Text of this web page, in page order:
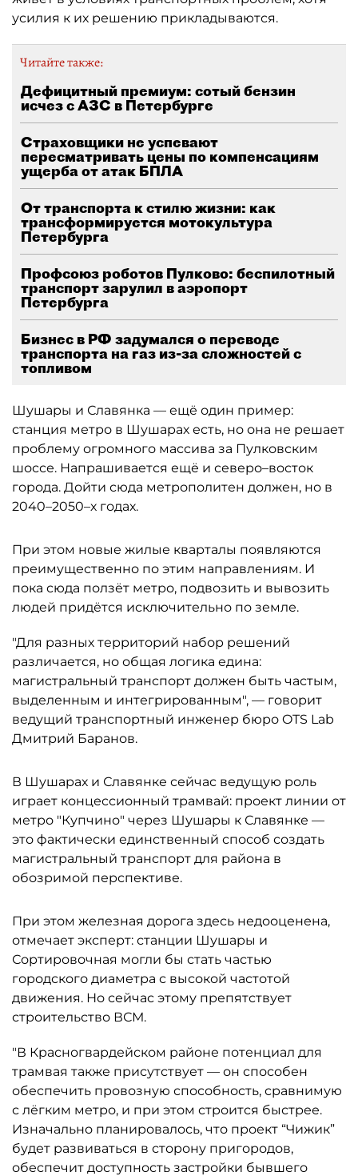
усилия к их решению прикладываются.
Читайте также:
Дефицитный премиум: сотый бензин
исчез с АЗС в Петербурге
Страховщики не успевают
пересматривать цены по компенсациям
ущерба от атак БПЛА
От транспорта к стилю жизни: как
трансформируется мотокультура
Петербурга
Профсоюз роботов Пулково: беспилотный
транспорт зарулил в аэропорт
Петербурга
Бизнес в РФ задумался о переводе
транспорта на газ из-за сложностей с
топливом
Шушары и Славянка — ещё один пример:
станция метро в Шушарах есть, но она не решает
проблему огромного массива за Пулковским
шоссе. Напрашивается ещё и северо–восток
города. Дойти сюда метрополитен должен, но в
2040–2050–х годах.
При этом новые жилые кварталы появляются
преимущественно по этим направлениям. И
пока сюда ползёт метро, подвозить и вывозить
людей придётся исключительно по земле.
"Для разных территорий набор решений
различается, но общая логика едина:
магистральный транспорт должен быть частым,
выделенным и интегрированным", — говорит
ведущий транспортный инженер бюро OTS Lab
Дмитрий Баранов.
В Шушарах и Славянке сейчас ведущую роль
играет концессионный трамвай: проект линии от
метро "Купчино" через Шушары к Славянке —
это фактически единственный способ создать
магистральный транспорт для района в
обозримой перспективе.
При этом железная дорога здесь недооценена,
отмечает эксперт: станции Шушары и
Сортировочная могли бы стать частью
городского диаметра с высокой частотой
движения. Но сейчас этому препятствует
строительство ВСМ.
"В Красногвардейском районе потенциал для
трамвая также присутствует — он способен
обеспечить провозную способность, сравнимую
с лёгким метро, и при этом строится быстрее.
Изначально планировалось, что проект “Чижик”
будет развиваться в сторону пригородов,
обеспечит доступность застройки бывшего